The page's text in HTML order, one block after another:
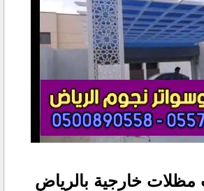
خارجية بالرياض